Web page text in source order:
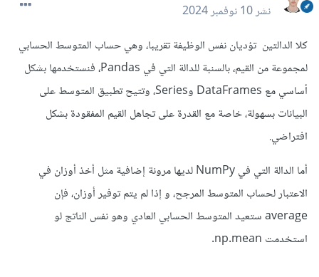
نشر10 نوفمبر 2024
كلا الدالتين تؤديان نفس الوظيفة تقريبا، وهي حساب المتوسط الحسابي
لمجموعة من القيم، بالسنبة للدالة التي في Pandas، فنستخدمها بشكل
أساسي مع DataFrames وSeries، وتتيح تطبيق المتوسط على
البيانات بسهولة، خاصة مع القدرة على تجاهل القيم المفقودة بشكل
افتراضي.
أما الدالة التي في NumPy لديها مرونة إضافية مثل أخذ أوزان في
الاعتبار لحساب المتوسط المرجح، و إذا لم يتم توفير أوزان، فإن
average ستعيد المتوسط الحسابي العادي وهو نفس الناتج لو
استخدمت np.mean.